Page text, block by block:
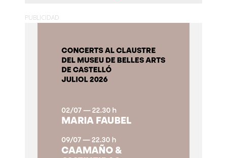
PUBLICIDAD